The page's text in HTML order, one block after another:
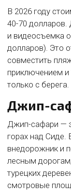
В 2026 году
40-70 долларов.
и видеосъемка
долларов). Это
совместить
приключением
только с берега.
Джип-
Джип-сафари —
горах над Сиде.
внедорожник и
лесным
турецких
смотровые